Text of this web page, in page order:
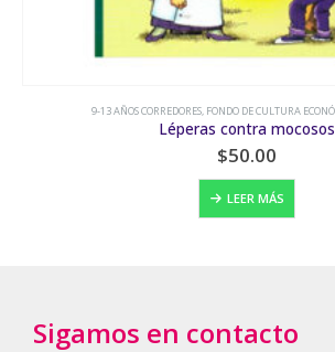
9-13 AÑOS CORREDORES,EL NARANJO,FAMILIA
Los muertos andan en bici
$200.00
LEER MÁS
Sigamos en contacto